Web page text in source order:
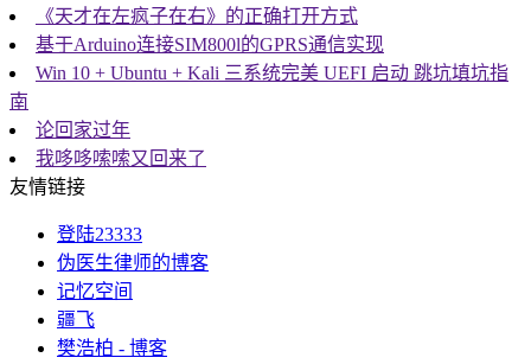
《天才在左疯子在右》的正确打开方式
基于Arduino连接SIM800l的GPRS通信实现
Win 10 + Ubuntu + Kali 三系统完美 UEFI 启动 跳坑填坑指
南
论回家过年
我哆哆嗦嗦又回来了
友情链接
登陆23333
伪医生律师的博客
记忆空间
疆飞
樊浩柏 - 博客